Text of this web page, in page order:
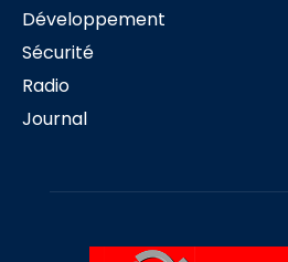
Développement
Sécurité
Radio
Journal